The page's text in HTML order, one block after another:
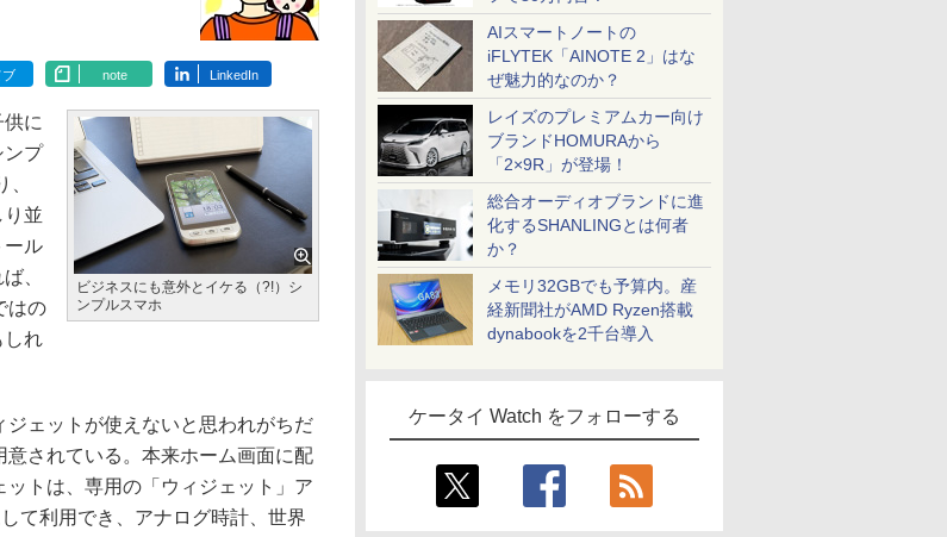
AIスマートノートの
iFLYTEK「AINOTE 2」はな
ぜ魅力的なのか？
レイズのプレミアムカー向け
ブランドHOMURAから
「2×9R」が登場！
総合オーディオブランドに進
化するSHANLINGとは何者
か？
メモリ32GBでも予算内。産
経新聞社がAMD Ryzen搭載
dynabookを2千台導入
ケータイ Watch をフォローする
ブ note LinkedIn
ビジネスにも意外とイケる（?!）シ
ンプルスマホ
に
ンプ
並
ール
、
はの
れ
ェットが使えないと思われがちだ
意されている。本来ホーム画面に配
ットは、専用の「ウィジェット」ア
して利用でき、アナログ時計、世界